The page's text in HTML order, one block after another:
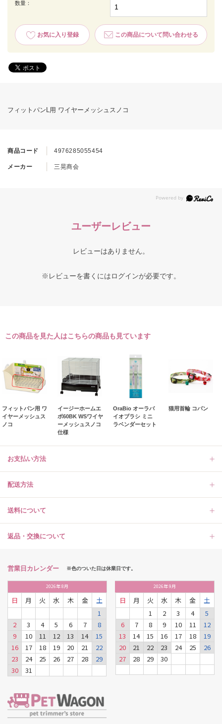
数量：
お気に入り登録 この商品について問い合わせる
商品コード 4976285055454
メーカー 三晃商会
フィットパンL用 ワイヤーメッシュスノコ
ユーザーレビュー
レビューはありません。
※レビューを書くにはログインが必要です。
この商品を見た人はこちらの商品も見ています
フィットパン用 ワ
イヤーメッシュス
ノコ
イージーホームエ
ボ60BK WSワイヤ
ーメッシュスノコ
仕様
OraBio オーラバ
イオブラシ ミニ
ラベンダーセット
猫用首輪 コパン
お支払い方法
配送方法
送料について
返品・交換について
営業日カレンダー ※色のついた日は休業日です。
2026年8月
日 月 火 水 木 金
土
1
2
3 4 5 6 7
8
9
10 11 12 13 14
15
16
17 18 19 20 21
22
23
24 25 26 27 28
29
30
31
2026年9月
日 月 火 水 木 金
土
1
2 3 4
5
6
7 8 9 10 11
12
13
14 15 16 17 18
19
20
21 22 23 24 25
26
27
28 29 30